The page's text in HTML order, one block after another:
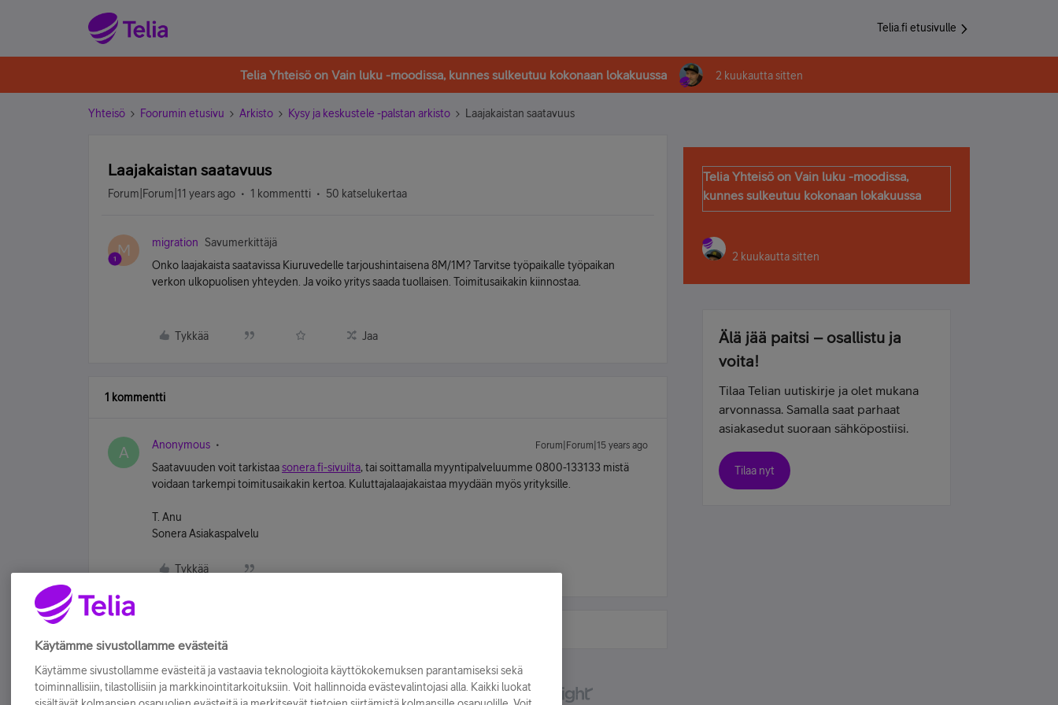
Telia.fi etusivulle
Telia Yhteisö on Vain luku -moodissa, kunnes sulkeutuu kokonaan lokakuussa 2 kuukautta sitten
Yhteisö Foorumin etusivu Arkisto Kysy ja keskustele -palstan arkisto Laajakaistan saatavuus
Laajakaistan saatavuus
Forum|Forum|11 years ago 1 kommentti 50 katselukertaa
M migration
Savumerkittäjä
Onko laajakaista saatavissa Kiuruvedelle tarjoushintaisena 8M/1M? Tarvitse työpaikalle työpaikan
verkon ulkopuolisen yhteyden. Ja voiko yritys saada tuollaisen. Toimitusaikakin kiinnostaa.
Tykkää Jaa
1 kommentti
A Anonymous Forum|Forum|15 years ago
Saatavuuden voit tarkistaasonera.fi-sivuilta, tai soittamalla myyntipalveluumme 0800-133133 mistä
voidaan tarkempi toimitusaikakin kertoa. Kuluttajalaajakaistaa myydään myös yrityksille.
T. Anu
Sonera Asiakaspalvelu
Tykkää
Telia Yhteisö on Vain luku -moodissa,
kunnes sulkeutuu kokonaan lokakuussa
2 kuukautta sitten
Älä jää paitsi – osallistu ja
voita!
Tilaa Telian uutiskirje ja olet mukana
arvonnassa. Samalla saat parhaat
asiakasedut suoraan sähköpostiisi.
Tilaa nyt
Käytämme sivustollamme evästeitä
Käytämme sivustollamme evästeitä ja vastaavia teknologioita käyttökokemuksen parantamiseksi sekä
toiminnallisiin, tilastollisiin ja markkinointitarkoituksiin. Voit hallinnoida evästevalintojasi alla. Kaikki luokat